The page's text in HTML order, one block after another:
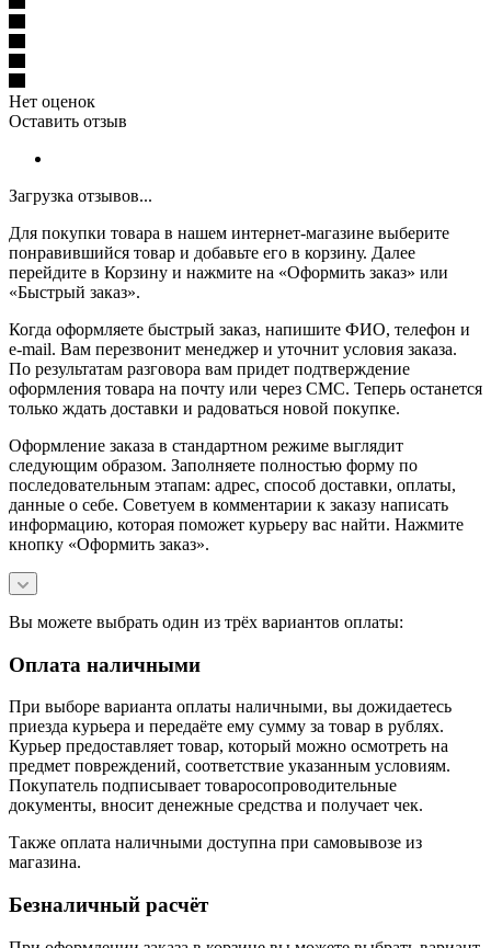
Нет оценок
Оставить отзыв
Загрузка отзывов...
Для покупки товара в нашем интернет-магазине выберите
понравившийся товар и добавьте его в корзину. Далее
перейдите в Корзину и нажмите на «Оформить заказ» или
«Быстрый заказ».
Когда оформляете быстрый заказ, напишите ФИО, телефон и
e-mail. Вам перезвонит менеджер и уточнит условия заказа.
По результатам разговора вам придет подтверждение
оформления товара на почту или через СМС. Теперь останется
только ждать доставки и радоваться новой покупке.
Оформление заказа в стандартном режиме выглядит
следующим образом. Заполняете полностью форму по
последовательным этапам: адрес, способ доставки, оплаты,
данные о себе. Советуем в комментарии к заказу написать
информацию, которая поможет курьеру вас найти. Нажмите
кнопку «Оформить заказ».
Вы можете выбрать один из трёх вариантов оплаты:
Оплата наличными
При выборе варианта оплаты наличными, вы дожидаетесь
приезда курьера и передаёте ему сумму за товар в рублях.
Курьер предоставляет товар, который можно осмотреть на
предмет повреждений, соответствие указанным условиям.
Покупатель подписывает товаросопроводительные
документы, вносит денежные средства и получает чек.
Также оплата наличными доступна при самовывозе из
магазина.
Безналичный расчёт